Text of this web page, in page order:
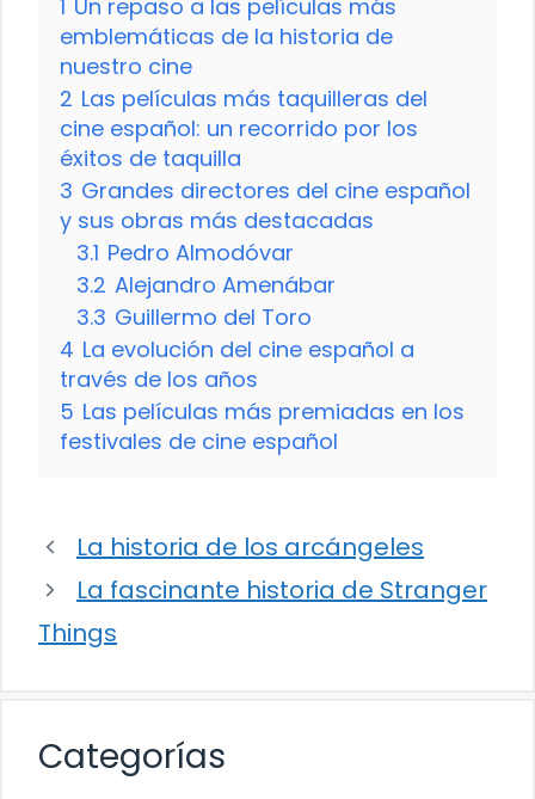
1 Un repaso a las películas más
emblemáticas de la historia de
nuestro cine
2 Las películas más taquilleras del
cine español: un recorrido por los
éxitos de taquilla
3 Grandes directores del cine español
y sus obras más destacadas
3.1 Pedro Almodóvar
3.2 Alejandro Amenábar
3.3 Guillermo del Toro
4 La evolución del cine español a
través de los años
5 Las películas más premiadas en los
festivales de cine español
La historia de los arcángeles
La fascinante historia de Stranger
Things
Categorías